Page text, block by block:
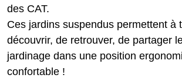
des CAT.
Ces jardins suspendus permettent à
découvrir, de retrouver, de partager
jardinage dans une position
confortable !